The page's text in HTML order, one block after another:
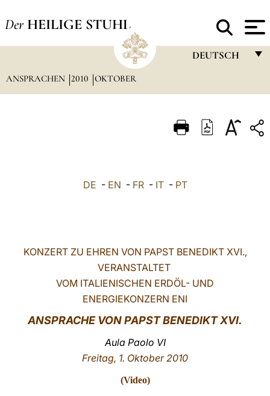
Der HEILIGE STUHL
DEUTSCH
ITALIANO
LATINE
ANSPRACHEN 2010 OKTOBER
DE - EN - FR- IT- PT
KONZERT ZU EHREN VON PAPST BENEDIKT XVI.,
VERANSTALTET
VOM ITALIENISCHEN ERDÖL- UND
ENERGIEKONZERN ENI
ANSPRACHE VON PAPST BENEDIKT XVI.
Aula Paolo VI
Freitag, 1. Oktober 2010
(Video)